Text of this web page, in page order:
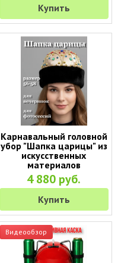
Купить
Карнавальный головной
убор "Шапка царицы" из
искусственных
материалов
4 880 руб.
Купить
Видеообзор